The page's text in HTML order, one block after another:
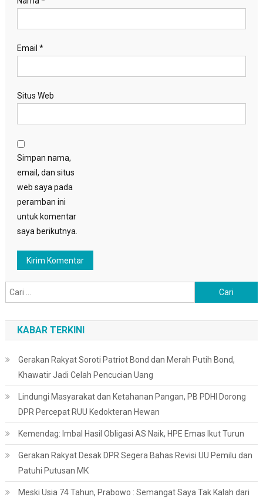
Email *
Situs Web
Simpan nama,
email, dan situs
web saya pada
peramban ini
untuk komentar
saya berikutnya.
untuk:
KABAR TERKINI
Gerakan Rakyat Soroti Patriot Bond dan Merah Putih Bond,
Khawatir Jadi Celah Pencucian Uang
Lindungi Masyarakat dan Ketahanan Pangan, PB PDHI Dorong
DPR Percepat RUU Kedokteran Hewan
Kemendag: Imbal Hasil Obligasi AS Naik, HPE Emas Ikut Turun
Gerakan Rakyat Desak DPR Segera Bahas Revisi UU Pemilu dan
Patuhi Putusan MK
Meski Usia 74 Tahun, Prabowo : Semangat Saya Tak Kalah dari